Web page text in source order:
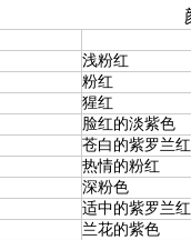
浅粉红
粉红
猩红
脸红的淡紫色
苍白的紫罗兰
热情的粉红
深粉色
适中的紫罗兰
兰花的紫色